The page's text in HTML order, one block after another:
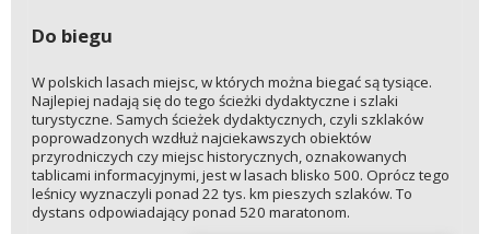
Do biegu
W polskich lasach miejsc, w których można biegać są tysiące.
Najlepiej nadają się do tego ścieżki dydaktyczne i szlaki
turystyczne. Samych ścieżek dydaktycznych, czyli szklaków
poprowadzonych wzdłuż najciekawszych obiektów
przyrodniczych czy miejsc historycznych, oznakowanych
tablicami informacyjnymi, jest w lasach blisko 500. Oprócz tego
leśnicy wyznaczyli ponad 22 tys. km pieszych szlaków. To
dystans odpowiadający ponad 520 maratonom.